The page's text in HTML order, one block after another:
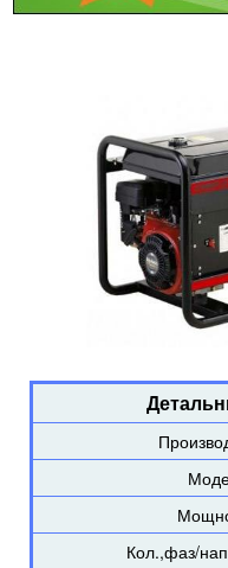
Кол.,фаз/